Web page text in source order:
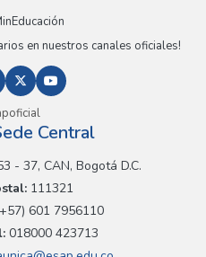
en nuestros canales oficiales!
Central
- 37, CAN, Bogotá D.C.
111321
601 7956110
018000 423713